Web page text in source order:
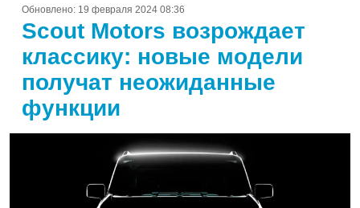
Обновлено: 19 февраля 2024 08:36
Scout Motors возрождает
классику: новые модели
получат неожиданные
функции